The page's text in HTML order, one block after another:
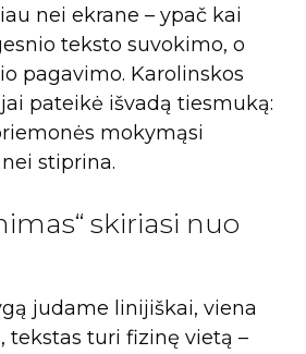
nei ekrane – ypač kai
teksto suvokimo, o
pagavimo. Karolinskos
pateikė išvadą tiesmuką:
mokymąsi
stiprina.
skiriasi nuo
judame linijiškai, viena
tekstas turi fizinę vietą –